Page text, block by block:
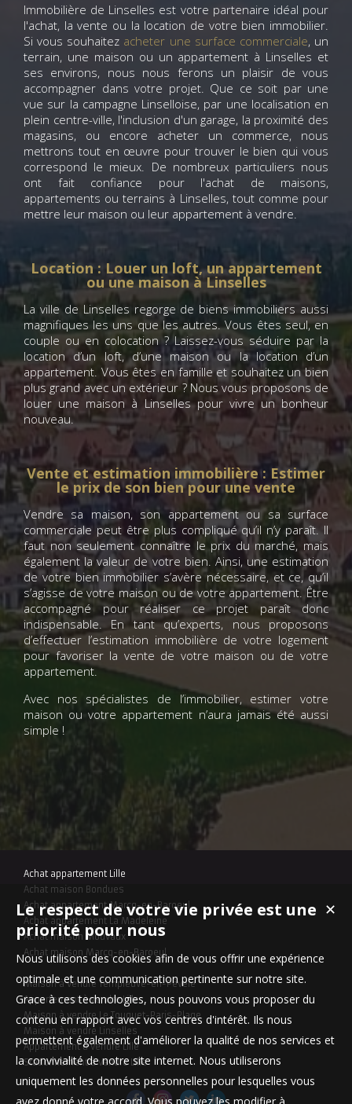
Immobilière de Linselles est votre partenaire idéal pour
l'achat, la vente ou la location de votre bien immobilier.
Si vous souhaitez acheter une surface commerciale, un
terrain, une maison ou un appartement à Linselles et
ses environs, nous nous ferons un plaisir de vous
accompagner dans votre projet. Que ce soit par une
vue sur la campagne Linselloise, par une localisation en
plein centre-ville, l'inclusion d'un garage, la proximité des
magasins, ou encore acheter un commerce, nous
mettrons tout en œuvre pour trouver le bien qui vous
correspond le mieux. De nombreux particuliers nous
ont fait confiance pour l'achat de maisons,
appartements ou terrains à Linselles, tout comme pour
mettre leur maison ou leur appartement à vendre.
Location : Louer un loft, un appartement
ou une maison à Linselles
La ville de Linselles regorge de biens immobiliers aussi
magnifiques les uns que les autres. Vous êtes seul, en
couple ou en colocation ? Laissez-vous séduire par la
location d’un loft, d’une maison ou la location d’un
appartement. Vous êtes en famille et souhaitez un bien
plus grand avec un extérieur ? Nous vous proposons de
louer une maison à Linselles pour vivre un bonheur
nouveau.
Vente et estimation immobilière : Estimer
le prix de son bien pour une vente
Vendre sa maison, son appartement ou sa surface
commerciale peut être plus compliqué qu’il n’y paraît. Il
faut non seulement connaître le prix du marché, mais
également la valeur de votre bien. Ainsi, une estimation
de votre bien immobilier s’avère nécessaire, et ce, qu’il
s’agisse de votre maison ou de votre appartement. Être
accompagné pour réaliser ce projet paraît donc
indispensable. En tant qu’experts, nous proposons
d’effectuer l’estimation immobilière de votre logement
pour favoriser la vente de votre maison ou de votre
appartement.
Avec nos spécialistes de l’immobilier, estimer votre
maison ou votre appartement n’aura jamais été aussi
simple !
Achat appartement Lille
Achat maison Bondues
Achat appartement Marcq-en-Baroeul
Achat appartement La Madeleine
Achat maison Mouvaux
Achat maison Marcq-en-Baroeul
Maison à vendre Templeuve-en-Pévèle
Appartement à vendre Lille
Maison à vendre Le Touquet-Paris-Plage
Maison à vendre Linselles
Appartement à vendre Lille
Stationnement à vendre Lille
✕
Le respect de votre vie privée est une
priorité pour nous
Nous utilisons des cookies afin de vous offrir une expérience
optimale et une communication pertinente sur notre site.
Grace à ces technologies, nous pouvons vous proposer du
contenu en rapport avec vos centres d'intérêt. Ils nous
permettent également d'améliorer la qualité de nos services et
la convivialité de notre site internet. Nous utiliserons
uniquement les données personnelles pour lesquelles vous